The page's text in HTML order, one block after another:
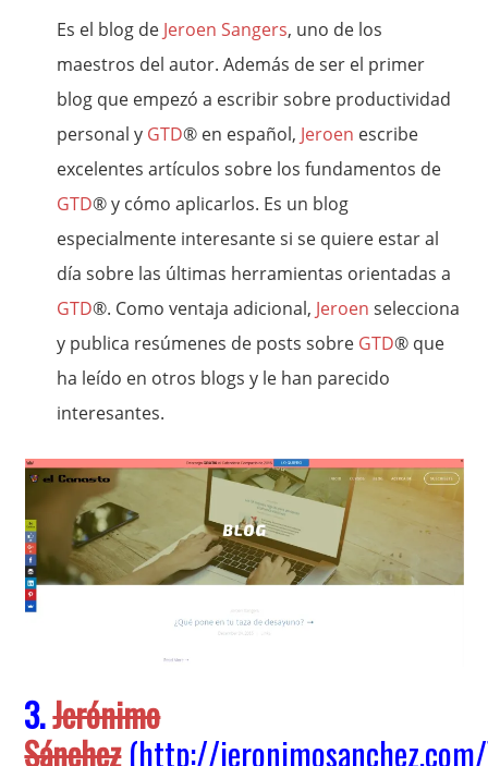
Es el blog de Jeroen Sangers, uno de los
maestros del autor. Además de ser el primer
blog que empezó a escribir sobre productividad
personal y GTD® en español, Jeroen escribe
excelentes artículos sobre los fundamentos de
GTD® y cómo aplicarlos. Es un blog
especialmente interesante si se quiere estar al
día sobre las últimas herramientas orientadas a
GTD®. Como ventaja adicional, Jeroen selecciona
y publica resúmenes de posts sobre GTD® que
ha leído en otros blogs y le han parecido
interesantes.
3.Jerónimo
Sánchez(http://jeronimosanchez.com/